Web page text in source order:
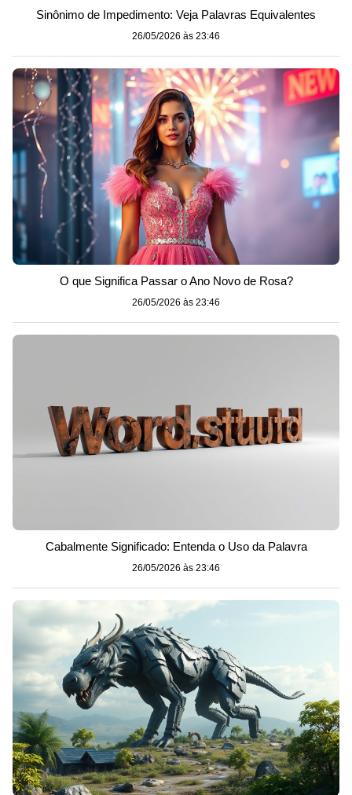
Sinônimo de Impedimento: Veja Palavras Equivalentes
26/05/2026 às 23:46
O que Significa Passar o Ano Novo de Rosa?
26/05/2026 às 23:46
Cabalmente Significado: Entenda o Uso da Palavra
26/05/2026 às 23:46